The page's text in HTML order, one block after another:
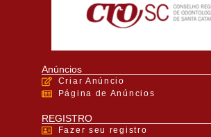
Anúncios
Criar Anúncio
Página de Anúncios
REGISTRO
Fazer seu registro